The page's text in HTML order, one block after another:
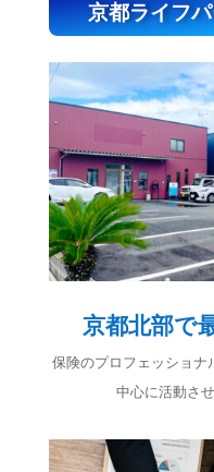
京都ライフ
京都北部で
保険のプロフェッショナ
中心に活動さ